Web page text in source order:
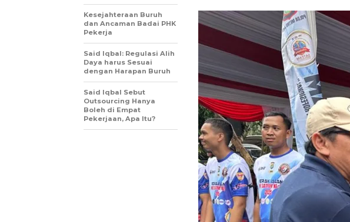
Kesejahteraan Buruh
dan Ancaman Badai PHK
Pekerja
Said Iqbal: Regulasi Alih
Daya harus Sesuai
dengan Harapan Buruh
Said Iqbal Sebut
Outsourcing Hanya
Boleh di Empat
Pekerjaan, Apa Itu?